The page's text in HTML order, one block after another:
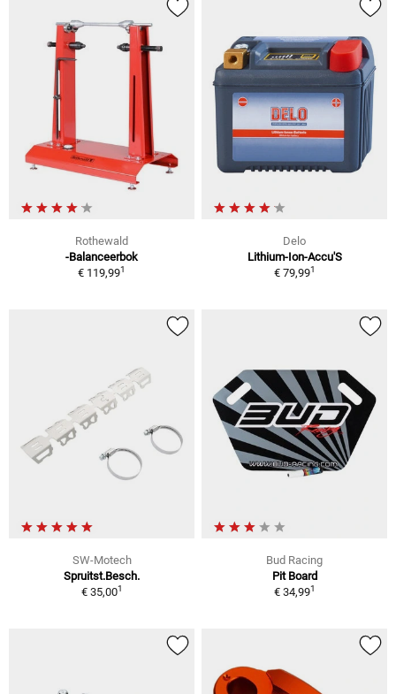
Rothewald
-Balanceerbok
€ 119,991
Delo
Lithium-Ion-Accu'S
€ 79,991
SW-Motech
Spruitst.Besch.
€ 35,001
Bud Racing
Pit Board
€ 34,991